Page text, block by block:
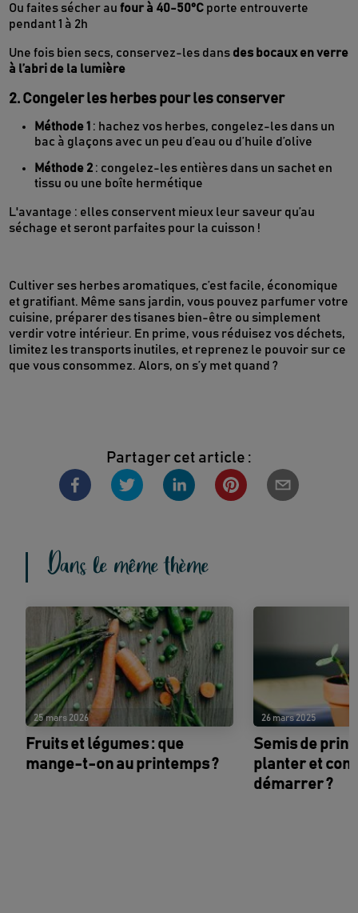
Ou faites sécher aufour à 40-50°C porte entrouverte
pendant 1 à 2h
Une fois bien secs, conservez-les dans des bocaux en verre
à l’abri de la lumière
2. Congeler les herbes pour les conserver
Méthode 1 : hachez vos herbes, congelez-les dans un
bac à glaçons avec un peu d’eau ou d’huile d’olive
Méthode 2 : congelez-les entières dans un sachet en
tissu ou une boîte hermétique
L'avantage : elles conservent mieux leur saveur qu’au
séchage et seront parfaites pour la cuisson !
Cultiver ses herbes aromatiques, c’est facile, économique
et gratifiant. Même sans jardin, vous pouvez parfumer votre
cuisine, préparer des tisanes bien-être ou simplement
verdir votre intérieur. En prime, vous réduisez vos déchets,
limitez les transports inutiles, et reprenez le pouvoir sur ce
que vous consommez. Alors, on s’y met quand ?
Partager cet article :
Dans le même thème
25 mars 2026
Fruits et légumes : que
mange-t-on au printemps ?
26 mars 2025
Semis de
planter et
démarrer ?